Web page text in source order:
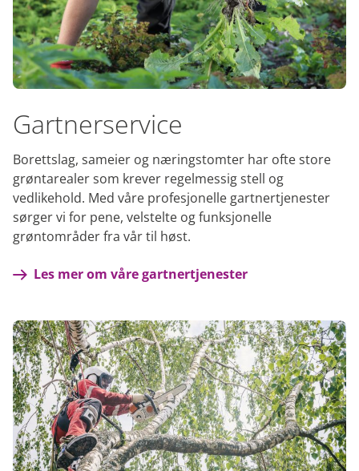
Gartnerservice
Borettslag, sameier og næringstomter har ofte store
grøntarealer som krever regelmessig stell og
vedlikehold. Med våre profesjonelle gartnertjenester
sørger vi for pene, velstelte og funksjonelle
grøntområder fra vår til høst.
Les mer om våre gartnertjenester